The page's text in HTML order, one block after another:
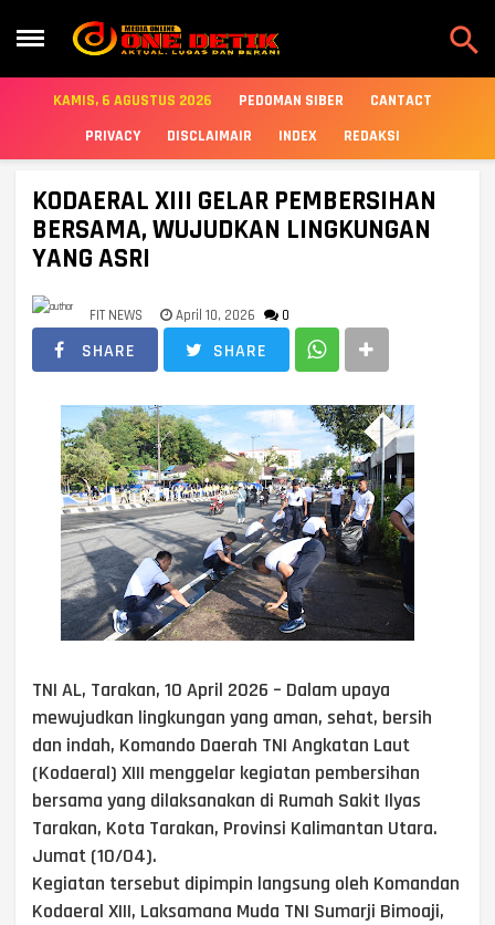

KAMIS, 6 AGUSTUS 2026 PEDOMAN SIBER
CANTACT
PRIVACY
DISCLAIMAIR INDEX REDAKSI
KODAERAL XIII GELAR PEMBERSIHAN
BERSAMA, WUJUDKAN LINGKUNGAN
YANG ASRI
FIT NEWS April 10, 2026 0
SHARE SHARE
TNI AL, Tarakan, 10 April 2026 – Dalam upaya
mewujudkan lingkungan yang aman, sehat, bersih
dan indah, Komando Daerah TNI Angkatan Laut
(Kodaeral) XIII menggelar kegiatan pembersihan
bersama yang dilaksanakan di Rumah Sakit Ilyas
Tarakan, Kota Tarakan, Provinsi Kalimantan Utara.
Jumat (10/04).
Kegiatan tersebut dipimpin langsung oleh Komandan
Kodaeral XIII, Laksamana Muda TNI Sumarji Bimoaji,